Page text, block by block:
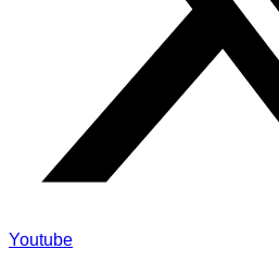
Youtube